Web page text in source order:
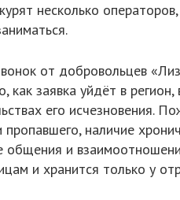
несколько
от добровольцев
как заявка уйдёт в
его исчезновения.
пропавшего, наличие
общения и
и хранится только у